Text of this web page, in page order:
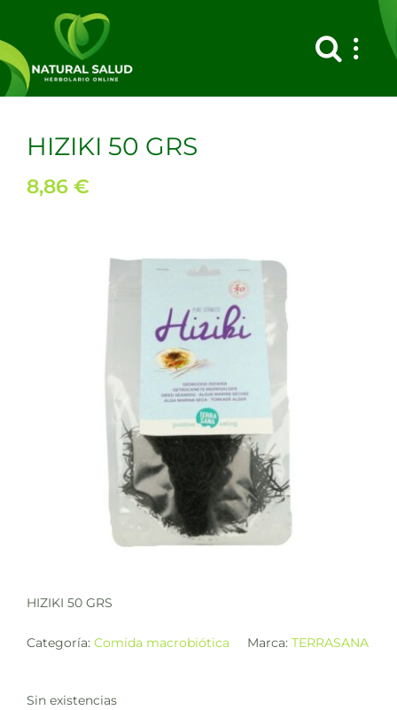
contenido
HIZIKI 50 GRS
8,86 €
HIZIKI 50 GRS
Categoría: Comida macrobiótica Marca: TERRASANA
Sin existencias